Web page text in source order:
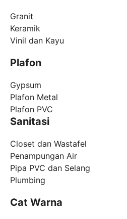
Granit
Keramik
Vinil dan Kayu
Plafon
Gypsum
Plafon Metal
Plafon PVC
Sanitasi
Closet dan Wastafel
Penampungan Air
Pipa PVC dan Selang
Plumbing
Cat Warna